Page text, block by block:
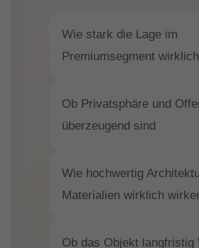
Wie stark die Lage im
Premiumsegment
Ob Privatsphäre und
überzeugend sind
Wie hochwertig
Materialien wirklich
Ob das Objekt langfristig